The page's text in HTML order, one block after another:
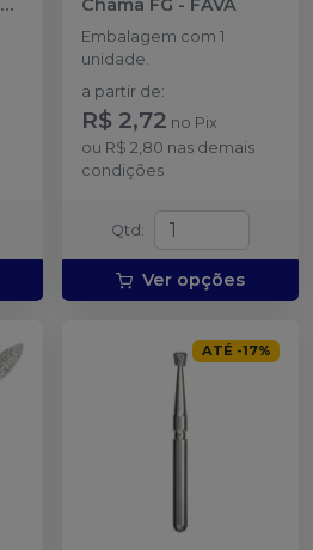
Chama FG - FAVA
Embalagem com 1
unidade.
a partir de:
R$ 2,72 no Pix
ou R$ 2,80 nas demais
condições
Qtd :
Ver opções
ATÉ -17%